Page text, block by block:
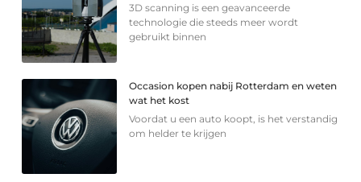
3D scanning is een geavanceerde
technologie die steeds meer wordt
gebruikt binnen
Occasion kopen nabij Rotterdam en weten
wat het kost
Voordat u een auto koopt, is het verstandig
om helder te krijgen